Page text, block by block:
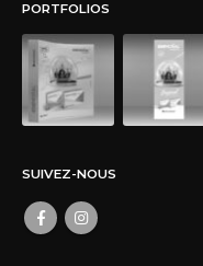
PORTFOLIOS
SUIVEZ-NOUS